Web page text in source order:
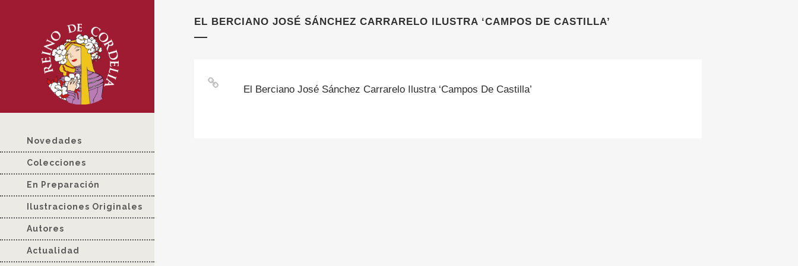
Novedades
Colecciones
En Preparación
Ilustraciones Originales
Autores
Actualidad
EL BERCIANO JOSÉ SÁNCHEZ CARRARELO ILUSTRA ‘CAMPOS DE CASTILLA’
El Berciano José Sánchez Carrarelo Ilustra ‘Campos De Castilla’